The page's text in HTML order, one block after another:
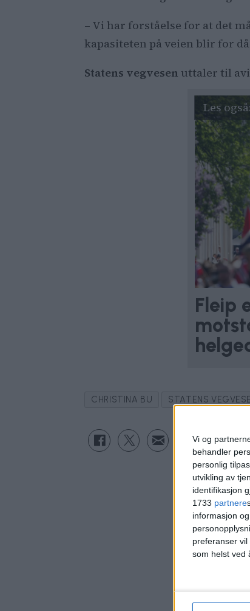
Vi og
behandler
personlig
utvikling av
identifikasjon
1733 partnere
informasjon
preferanser
som helst ved
– Vi har forståelse for at det
kapasiteten på veien blir for
Statens vegvesen uttaler til
Fleip
CHRISTINA BU STATENS